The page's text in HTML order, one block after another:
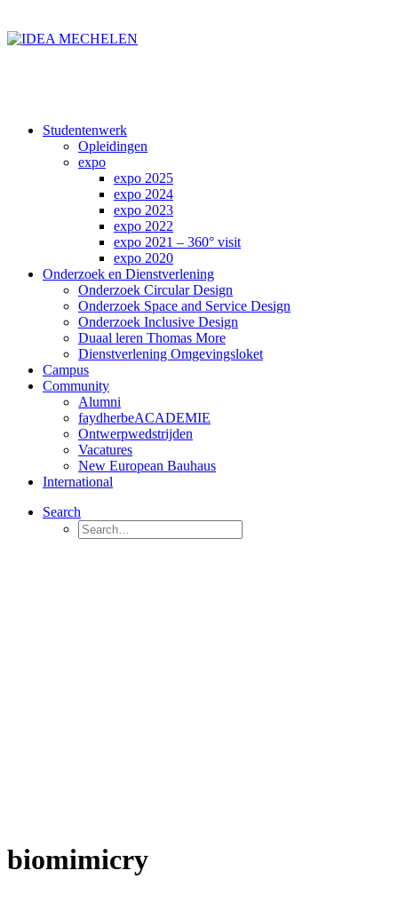
Studentenwerk
Opleidingen
expo
expo 2025
expo 2024
expo 2023
expo 2022
expo 2021 – 360° visit
expo 2020
Onderzoek en Dienstverlening
Onderzoek Circular Design
Onderzoek Space and Service Design
Onderzoek Inclusive Design
Duaal leren Thomas More
Dienstverlening Omgevingsloket
Campus
Community
Alumni
faydherbeACADEMIE
Ontwerpwedstrijden
Vacatures
New European Bauhaus
International
Search
biomimicry